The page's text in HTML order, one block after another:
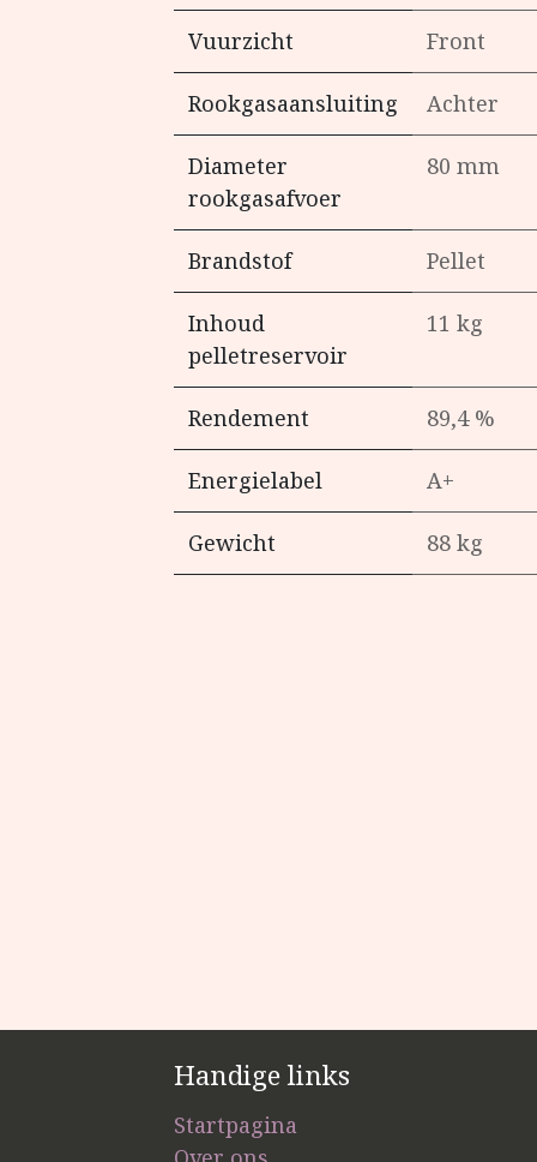
Vuurzicht Front
Rookgasaansluiting Achter
Diameter
rookgasafvoer
80 mm
Brandstof Pellet
Inhoud
pelletreservoir
11 kg
Rendement 89,4 %
Energielabel A+
Gewicht 88 kg
Handige links
Startpagina